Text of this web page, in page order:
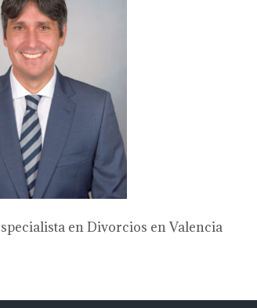
en Divorcios en Valencia